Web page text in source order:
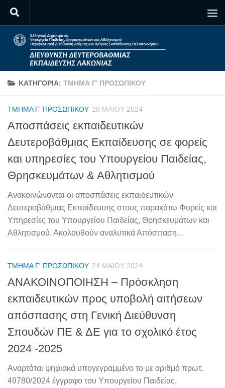
Skip to content
ΚΑΤΗΓΟΡΊΑ: ΤΜΉΜΑ Γ’ ΠΡΟΣΩΠΙΚΟΎ
ΤΜΉΜΑ Γ' ΠΡΟΣΩΠΙΚΟΎ 28 ΜΑΪ́ΟΥ 2024
Αποσπάσεις εκπαιδευτικών
Δευτεροβάθμιας Εκπαίδευσης σε φορείς
και υπηρεσίες του Υπουργείου Παιδείας,
Θρησκευμάτων & Αθλητισμού
Ανακοινώνονται οι αποσπάσεις εκπαιδευτικών
Δευτεροβάθμιας Εκπαίδευσης στους παρακάτω Φορείς και
Υπηρεσίες του Υπουργείου Παιδείας, Θρησκευμάτων και
Αθλητισμού. Ακολουθούν αναλυτικά Απόσπαση...
ΤΜΉΜΑ Γ' ΠΡΟΣΩΠΙΚΟΎ 24 ΜΑΪ́ΟΥ 2024
ΑΝΑΚΟΙΝΟΠΟΙΗΣΗ – Πρόσκληση
εκπαιδευτικών προς υποβολή αιτήσεων
απόσπασης στη Γενική Διεύθυνση
Σπουδών ΠΕ & ΔΕ για το σχολικό έτος
2024 -2025
Αναρτάται ψηφιακά υπογεγραμμένο το με αριθμό πρωτ.
49780/2024 έγγραφο του Υπουργείου Παιδείας,